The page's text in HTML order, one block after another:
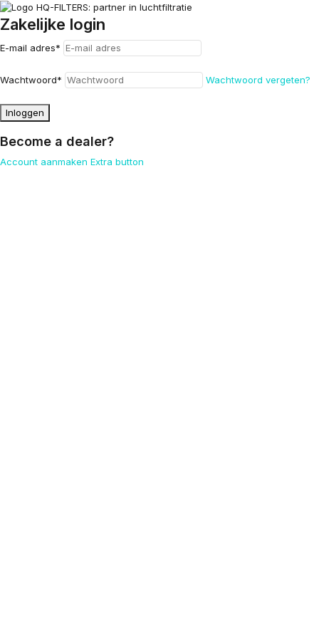
Zakelijke login
E-mail adres*
Wachtwoord* Wachtwoord vergeten?
Inloggen
Become a dealer?
Account aanmaken Extra button